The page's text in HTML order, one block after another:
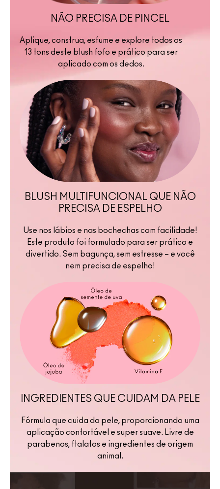
NÃO PRECISA DE PINCEL
Aplique, construa, esfume e explore todos os
13 tons deste blush fofo e prático para ser
aplicado com os dedos.
BLUSH MULTIFUNCIONAL QUE NÃO
PRECISA DE ESPELHO
Use nos lábios e nas bochechas com facilidade!
Este produto foi formulado para ser prático e
divertido. Sem bagunça, sem estresse – e você
nem precisa de espelho!
INGREDIENTES QUE CUIDAM DA PELE
Fórmula que cuida da pele, proporcionando uma
aplicação confortável e super suave. Livre de
parabenos, ftalatos e ingredientes de origem
animal.